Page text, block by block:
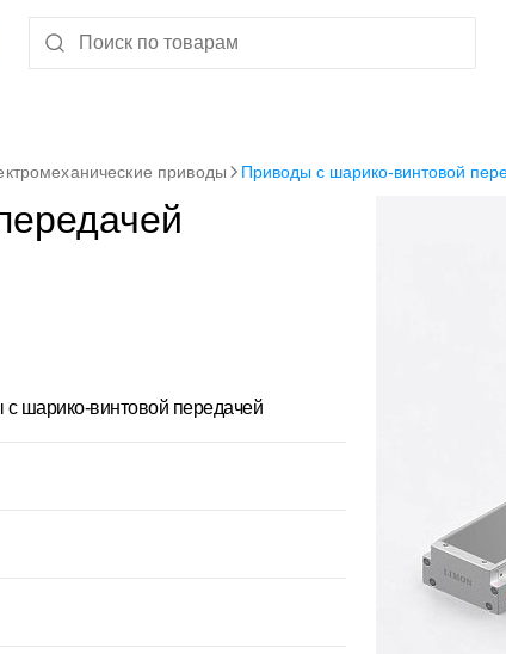
приводы Приводы с шарико-винтовой
винтовой передачей